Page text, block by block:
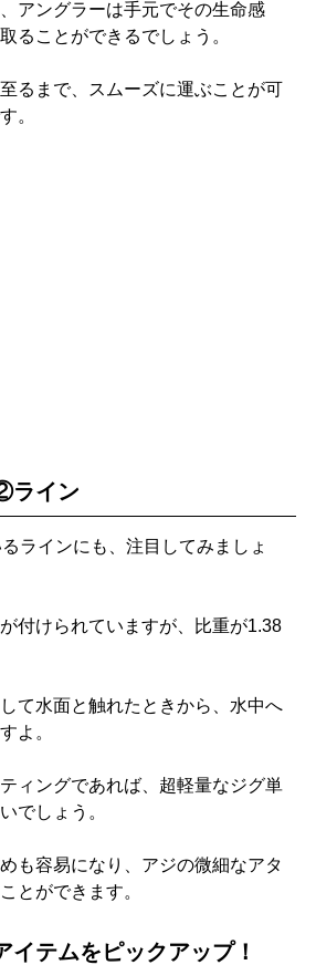
アングラーは手元でその生命感
ることができるでしょう。
るまで、スムーズに運ぶことが可
。
ライン
ラインにも、注目してみましょ
付けられていますが、比重が1.38
て水面と触れたときから、水中へ
よ。
ィングであれば、超軽量なジグ単
でしょう。
も容易になり、アジの微細なアタ
とができます。
イテムをピックアップ！